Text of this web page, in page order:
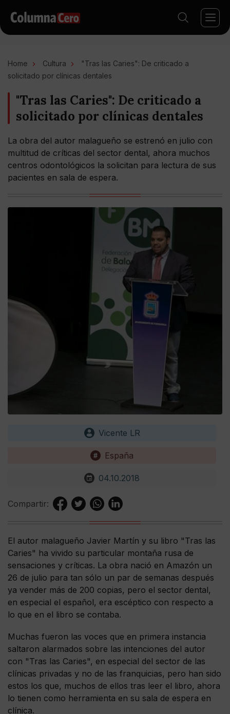
Home Cultura
"Tras las Caries": De criticado a
solicitado por clínicas dentales
"Tras las Caries": De criticado a
solicitado por clínicas dentales
La obra del autor malagueño se estrenó en julio con
multitud de críticas del sector dental, ahora muchos
centros odontológicos la solicitan para lectura de sus
pacientes en sala de espera.
Vicente LR
España
04.10.2018
Compartir:
El autor malagueño Javier Martín y su libro "Tras las
Caries" ha vivido su particular montaña rusa de
sensaciones y críticas. La obra nació en Amazón un
26 de julio para tan sólo un par de semanas después
ya vender más de 200 copias, pero el sector dental,
en especial el español, era escéptico con respecto a
lo que en el libro se contaba.
Muchas fueron las voces que en primera instancia
saltaron alarmados sobre las intenciones del autor
con "Tras las Caries", en especial del sector de las
clínicas privadas y no de las franquicias, pero han sido
estos los que, muchos de ellos tras leer el libro, ahora
lo tienen como herramienta en su sala de espera en
clínica.